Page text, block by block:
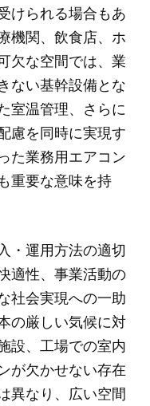
けられる場合もあ
機関、飲食店、ホ
欠な空間では、業
ない基幹設備とな
室温管理、さらに
慮を同時に実現す
た業務用エアコン
重要な意味を持
・運用方法の適切
適性、事業活動の
社会実現への一助
の厳しい気候に対
設、工場での室内
が欠かせない存在
異なり、広い空間